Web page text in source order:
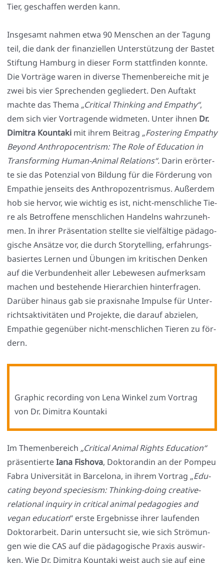
Tier, geschaf­fen wer­den kann.
Ins­ge­samt nah­men etwa 90 Men­schen an der Tagung
teil, die dank der finan­zi­el­len Unter­stüt­zung der Bas­tet
Stif­tung Ham­burg in die­ser Form statt­fin­den konn­te.
Die Vor­trä­ge waren in diver­se The­men­be­rei­che mit je
zwei bis vier Spre­chen­den geglie­dert. Den Auf­takt
mach­te das The­ma „Cri­ti­cal Thin­king and Empa­thy“,
dem sich vier Vor­tra­gen­de wid­me­ten. Unter ihnen Dr.
Dimi­tra Koun­ta­kimit ihrem Bei­trag „Fos­te­ring Empa­thy
Bey­ond Anthro­po­cen­trism: The Role of Edu­ca­ti­on in
Trans­forming Human-Ani­mal Rela­ti­ons“. Dar­in erör­ter­
te sie das Poten­zi­al von Bil­dung für die För­de­rung von
Empa­thie jen­seits des Anthro­po­zen­tris­mus. Außer­dem
hob sie her­vor, wie wich­tig es ist, nicht-mensch­li­che Tie­
re als Betrof­fe­ne mensch­li­chen Han­delns wahr­zu­neh­
men. In ihrer Prä­sen­ta­ti­on stell­te sie viel­fäl­ti­ge päd­ago­
gi­sche Ansät­ze vor, die durch Sto­rytel­ling, erfah­rungs­
ba­sier­tes Ler­nen und Übun­gen im kri­ti­schen Den­ken
auf die Ver­bun­den­heit aller Lebe­we­sen auf­merk­sam
machen und bestehen­de Hier­ar­chien hin­ter­fra­gen.
Dar­über hin­aus gab sie pra­xis­na­he Impul­se für Unter­
richts­ak­ti­vi­tä­ten und Pro­jek­te, die dar­auf abzie­len,
Empa­thie gegen­über nicht-mensch­li­chen Tie­ren zu för­
dern.
Gra­phic recor­ding von Lena Win­kel zum Vor­trag
von Dr. Dimi­tra Koun­ta­ki
Im The­men­be­reich „Cri­ti­cal Ani­mal Rights Edu­ca­ti­on“
prä­sen­tier­teIana Fisho­va, Dok­to­ran­din an der Pom­peu
Fabra Uni­ver­si­tät in Bar­ce­lo­na, in ihrem Vor­trag „Edu­
ca­ting bey­ond spe­ci­e­sism: Thin­king-doing crea­ti­ve-
rela­tio­nal inquiry in cri­ti­cal ani­mal pedago­gies and
vegan edu­ca­ti­on“ ers­te Ergeb­nis­se ihrer lau­fen­den
Dok­tor­ar­beit. Dar­in unter­sucht sie, wie sich Strö­mun­
gen wie die CAS auf die päd­ago­gi­sche Pra­xis aus­wir­
ken. Wie Dr. Dimi­tra Koun­ta­ki weist auch sie auf eine